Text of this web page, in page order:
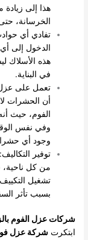
هذا إلى
الخرسانة،
تفادي أي
الدخول إلى
هذه الأسلاك
في البناية.
تعمل على عزل
أن الحشرات
الفوم، حيث
وفي نفس
وجود أي
توفير
من كل ناحية،
تشغيل
بسبب تأثر
شركات عزل الفوم
ابتكرتشركة عزل